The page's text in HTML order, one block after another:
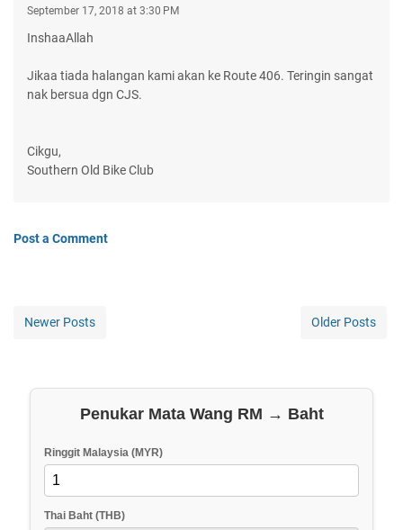
September 17, 2018 at 3:30 PM
InshaaAllah
Jikaa tiada halangan kami akan ke Route 406. Teringin sangat
nak bersua dgn CJS.
Cikgu,
Southern Old Bike Club
Post a Comment
Newer Posts Older Posts
Penukar Mata Wang RM → Baht
Ringgit Malaysia (MYR)
Thai Baht (THB)